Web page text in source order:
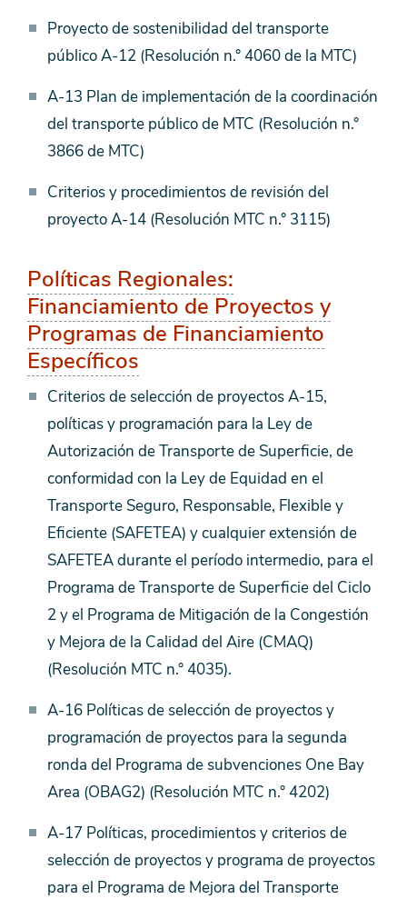
Proyecto de sostenibilidad del transporte
público A-12 (Resolución n.° 4060 de la MTC)
A-13 Plan de implementación de la coordinación
del transporte público de MTC (Resolución n.°
3866 de MTC)
Criterios y procedimientos de revisión del
proyecto A-14 (Resolución MTC n.° 3115)
Políticas Regionales:
Financiamiento de Proyectos y
Programas de Financiamiento
Específicos
Criterios de selección de proyectos A-15,
políticas y programación para la Ley de
Autorización de Transporte de Superficie, de
conformidad con la Ley de Equidad en el
Transporte Seguro, Responsable, Flexible y
Eficiente (SAFETEA) y cualquier extensión de
SAFETEA durante el período intermedio, para el
Programa de Transporte de Superficie del Ciclo
2 y el Programa de Mitigación de la Congestión
y Mejora de la Calidad del Aire (CMAQ)
(Resolución MTC n.° 4035).
A-16 Políticas de selección de proyectos y
programación de proyectos para la segunda
ronda del Programa de subvenciones One Bay
Area (OBAG2) (Resolución MTC n.° 4202)
A-17 Políticas, procedimientos y criterios de
selección de proyectos y programa de proyectos
para el Programa de Mejora del Transporte